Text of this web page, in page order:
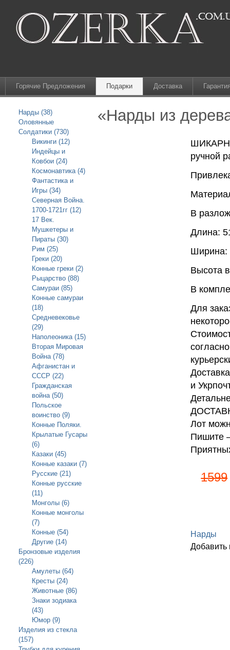
Горячие Предложения Подарки Доставка
Нарды (38)
Оловянные
Солдатики (730)
Викинги (12)
Индейцы и
Ковбои (24)
Космонавтика (4)
Фантастика и
Игры (34)
Северная Война.
1700-1721гг (12)
17 Век.
Мушкетеры и
Пираты (30)
Рим (25)
Греки (20)
Конные греки (2)
Рыцарство (88)
Самураи (85)
Конные самураи
(18)
Средневековье
(29)
Наполеоника (15)
Вторая Мировая
Война (78)
Афганистан и
СССР (22)
Гражданская
война (50)
Польское
воинство (9)
Конные Поляки.
Крылатые Гусары
(6)
Казаки (45)
Конные казаки (7)
Русские (21)
Конные русские
(11)
Монголы (6)
Конные монголы
(7)
Конные (54)
Другие (14)
Бронзовые изделия
(226)
Амулеты (64)
Кресты (24)
Животные (86)
Знаки зодиака
(43)
Юмор (9)
Изделия из стекла
(157)
«Нарды из
ручной
В
Длина:
Ширина:
Высота
В
Для
и
Лот
Пишите
1599
Нарды
Добавить